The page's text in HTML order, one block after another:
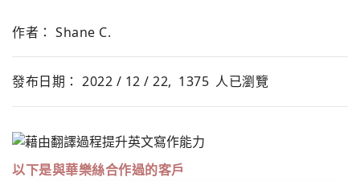
作者： Shane C.
發布日期： 2022 / 12 / 22, 1375 人已瀏覽
以下是與華樂絲合作過的客戶